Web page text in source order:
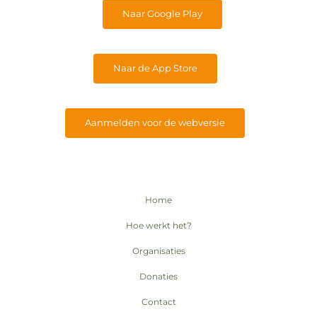
Naar Google Play
Naar de App Store
Aanmelden voor de webversie
Home
Hoe werkt het?
Organisaties
Donaties
Contact